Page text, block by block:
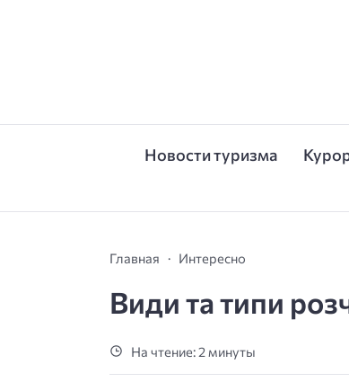
Новости туризма
Главная Интересно
Види та типи
На чтение: 2 минуты